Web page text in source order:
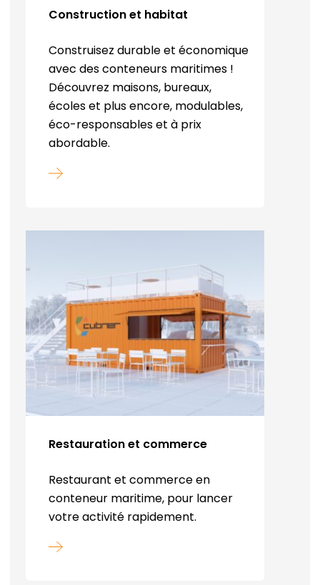
Construction et habitat
Construisez durable et économique
avec des conteneurs maritimes !
Découvrez maisons, bureaux,
écoles et plus encore, modulables,
éco-responsables et à prix
abordable.
Restauration et commerce
Restaurant et commerce en
conteneur maritime, pour lancer
votre activité rapidement.